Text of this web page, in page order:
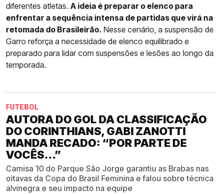
diferentes atletas. A ideia é preparar o elenco para
enfrentar a sequência intensa de partidas que virá na
retomada do Brasileirão. Nesse cenário, a suspensão de
Garro reforça a necessidade de elenco equilibrado e
preparado para lidar com suspensões e lesões ao longo da
temporada.
FUTEBOL
AUTORA DO GOL DA CLASSIFICAÇÃO
DO CORINTHIANS, GABI ZANOTTI
MANDA RECADO: “POR PARTE DE
VOCÊS...”
Camisa 10 do Parque São Jorge garantiu as Brabas nas
oitavas da Copa do Brasil Feminina e falou sobre técnica
alvinegra e seu impacto na equipe